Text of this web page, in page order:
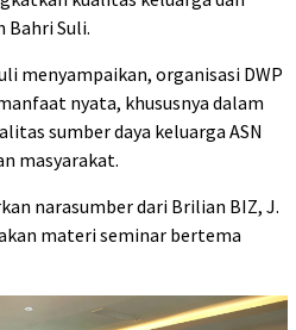
Bahri Suli.
menyampaikan, organisasi DWP
nyata, khususnya dalam
sumber daya keluarga ASN
masyarakat.
narasumber dari Brilian BIZ, J.
materi seminar bertema